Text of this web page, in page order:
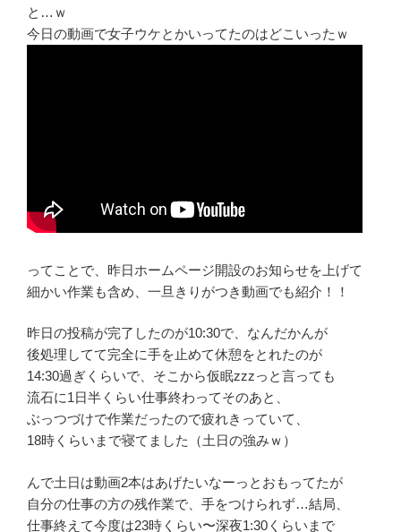
と…ｗ
今日の動画で女子ウケとかいってたのはどこいったｗ
ってことで、昨日ホームページ開設のお知らせを上げて
細かい作業も含め、一旦きりがつき動画でも紹介！！
昨日の投稿が完了したのが10:30で、なんだかんが
後処理してて完全に手を止めて休憩をとれたのが
14:30過ぎくらいで、そこから仮眠zzzっと言っても
流石に1日半くらい仕事終わってそのあと、
ぶっつづけで作業だったので疲れきっていて、
18時くらいまで寝てました（土日の強みｗ）
んで土日は動画2本はあげたいなーっとおもってたが
自分の仕事の方の残作業で、手をつけられず…結局、
仕事終えて今度は23時くらい〜深夜1:30くらいまで